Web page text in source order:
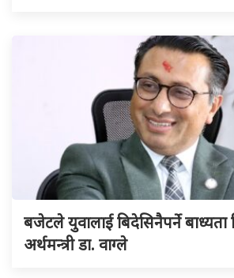
बजेटले युवालाई बिदेसिनैपर्ने बाध्यता
अर्थमन्त्री डा. वाग्ले